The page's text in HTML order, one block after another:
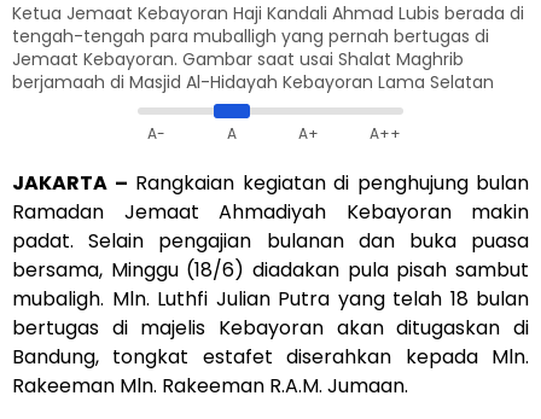
Ketua Jemaat Kebayoran Haji Kandali Ahmad Lubis berada di
tengah-tengah para muballigh yang pernah bertugas di
Jemaat Kebayoran. Gambar saat usai Shalat Maghrib
berjamaah di Masjid Al-Hidayah Kebayoran Lama Selatan
A- A A+ A++
JAKARTA – Rangkaian kegiatan di penghujung bulan
Ramadan Jemaat Ahmadiyah Kebayoran makin
padat. Selain pengajian bulanan dan buka puasa
bersama, Minggu (18/6) diadakan pula pisah sambut
mubaligh. Mln. Luthfi Julian Putra yang telah 18 bulan
bertugas di majelis Kebayoran akan ditugaskan di
Bandung, tongkat estafet diserahkan kepada Mln.
Rakeeman Mln. Rakeeman R.A.M. Jumaan.